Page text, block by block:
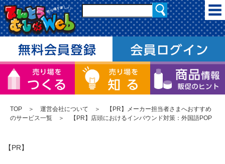
TOP ＞ 運営会社について ＞
【PR】メーカー担当者さまへおすすめ
のサービス一覧 ＞ 【PR】店頭におけるインバウンド対策：外国語POP
【PR】